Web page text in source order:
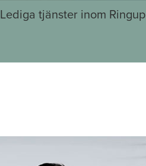
Lediga tjänster inom Ringup